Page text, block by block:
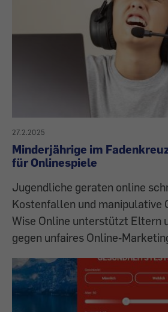
27.2.2025
Minderjährige im
für Onlinespiele
Jugendliche geraten online
Kostenfallen und manipulative
Wise Online unterstützt Eltern
gegen unfaires